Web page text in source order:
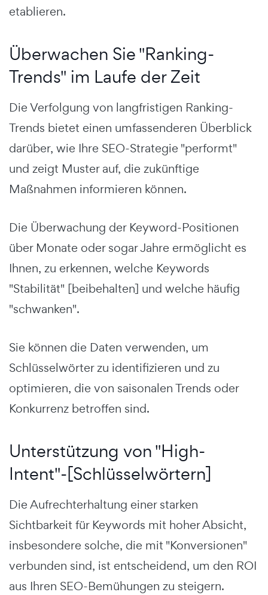
etablieren.
Überwachen Sie "Ranking-
Trends" im Laufe der Zeit
Die Verfolgung von langfristigen Ranking-
Trends bietet einen umfassenderen Überblick
darüber, wie Ihre SEO-Strategie "performt"
und zeigt Muster auf, die zukünftige
Maßnahmen informieren können.
Die Überwachung der Keyword-Positionen
über Monate oder sogar Jahre ermöglicht es
Ihnen, zu erkennen, welche Keywords
"Stabilität" [beibehalten] und welche häufig
"schwanken".
Sie können die Daten verwenden, um
Schlüsselwörter zu identifizieren und zu
optimieren, die von saisonalen Trends oder
Konkurrenz betroffen sind.
Unterstützung von "High-
Intent"-[Schlüsselwörtern]
Die Aufrechterhaltung einer starken
Sichtbarkeit für Keywords mit hoher Absicht,
insbesondere solche, die mit "Konversionen"
verbunden sind, ist entscheidend, um den ROI
aus Ihren SEO-Bemühungen zu steigern.